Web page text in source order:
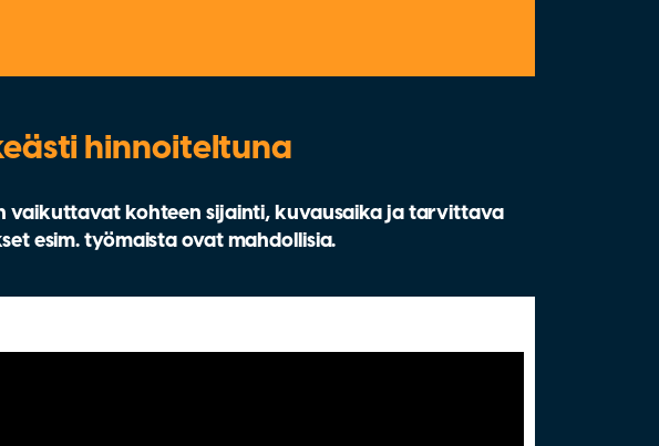
hinnoiteltuna
vaikuttavat kohteen sijainti, kuvausaika ja tarvittava
esim. työmaista ovat mahdollisia.